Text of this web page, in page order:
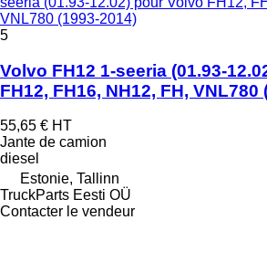
VNL780 (1993-2014)
5
Volvo FH12 1-seeria (01.93-
FH12, FH16, NH12, FH, VNL780
55,65 € HT
Jante de camion
diesel
Estonie, Tallinn
TruckParts Eesti OÜ
Contacter le vendeur